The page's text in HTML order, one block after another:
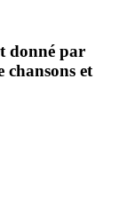
donné par
chansons et